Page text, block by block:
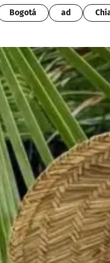
Bogotá ad